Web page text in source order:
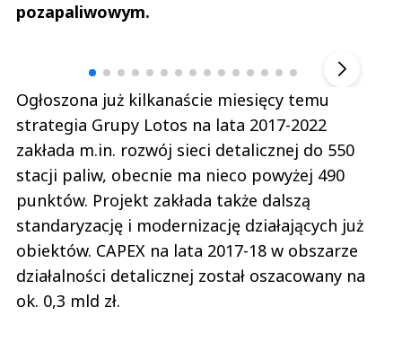
pozapaliwowym.
Ogłoszona już kilkanaście miesięcy temu
strategia Grupy Lotos na lata 2017-2022
zakłada m.in. rozwój sieci detalicznej do 550
stacji paliw, obecnie ma nieco powyżej 490
punktów. Projekt zakłada także dalszą
standaryzację i modernizację działających już
obiektów. CAPEX na lata 2017-18 w obszarze
działalności detalicznej został oszacowany na
ok. 0,3 mld zł.